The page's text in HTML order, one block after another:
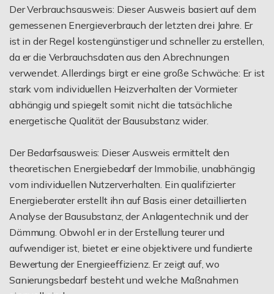
Der Verbrauchsausweis: Dieser Ausweis basiert auf dem
gemessenen Energieverbrauch der letzten drei Jahre. Er
ist in der Regel kostengünstiger und schneller zu erstellen,
da er die Verbrauchsdaten aus den Abrechnungen
verwendet. Allerdings birgt er eine große Schwäche: Er ist
stark vom individuellen Heizverhalten der Vormieter
abhängig und spiegelt somit nicht die tatsächliche
energetische Qualität der Bausubstanz wider.
Der Bedarfsausweis: Dieser Ausweis ermittelt den
theoretischen Energiebedarf der Immobilie, unabhängig
vom individuellen Nutzerverhalten. Ein qualifizierter
Energieberater erstellt ihn auf Basis einer detaillierten
Analyse der Bausubstanz, der Anlagentechnik und der
Dämmung. Obwohl er in der Erstellung teurer und
aufwendiger ist, bietet er eine objektivere und fundierte
Bewertung der Energieeffizienz. Er zeigt auf, wo
Sanierungsbedarf besteht und welche Maßnahmen